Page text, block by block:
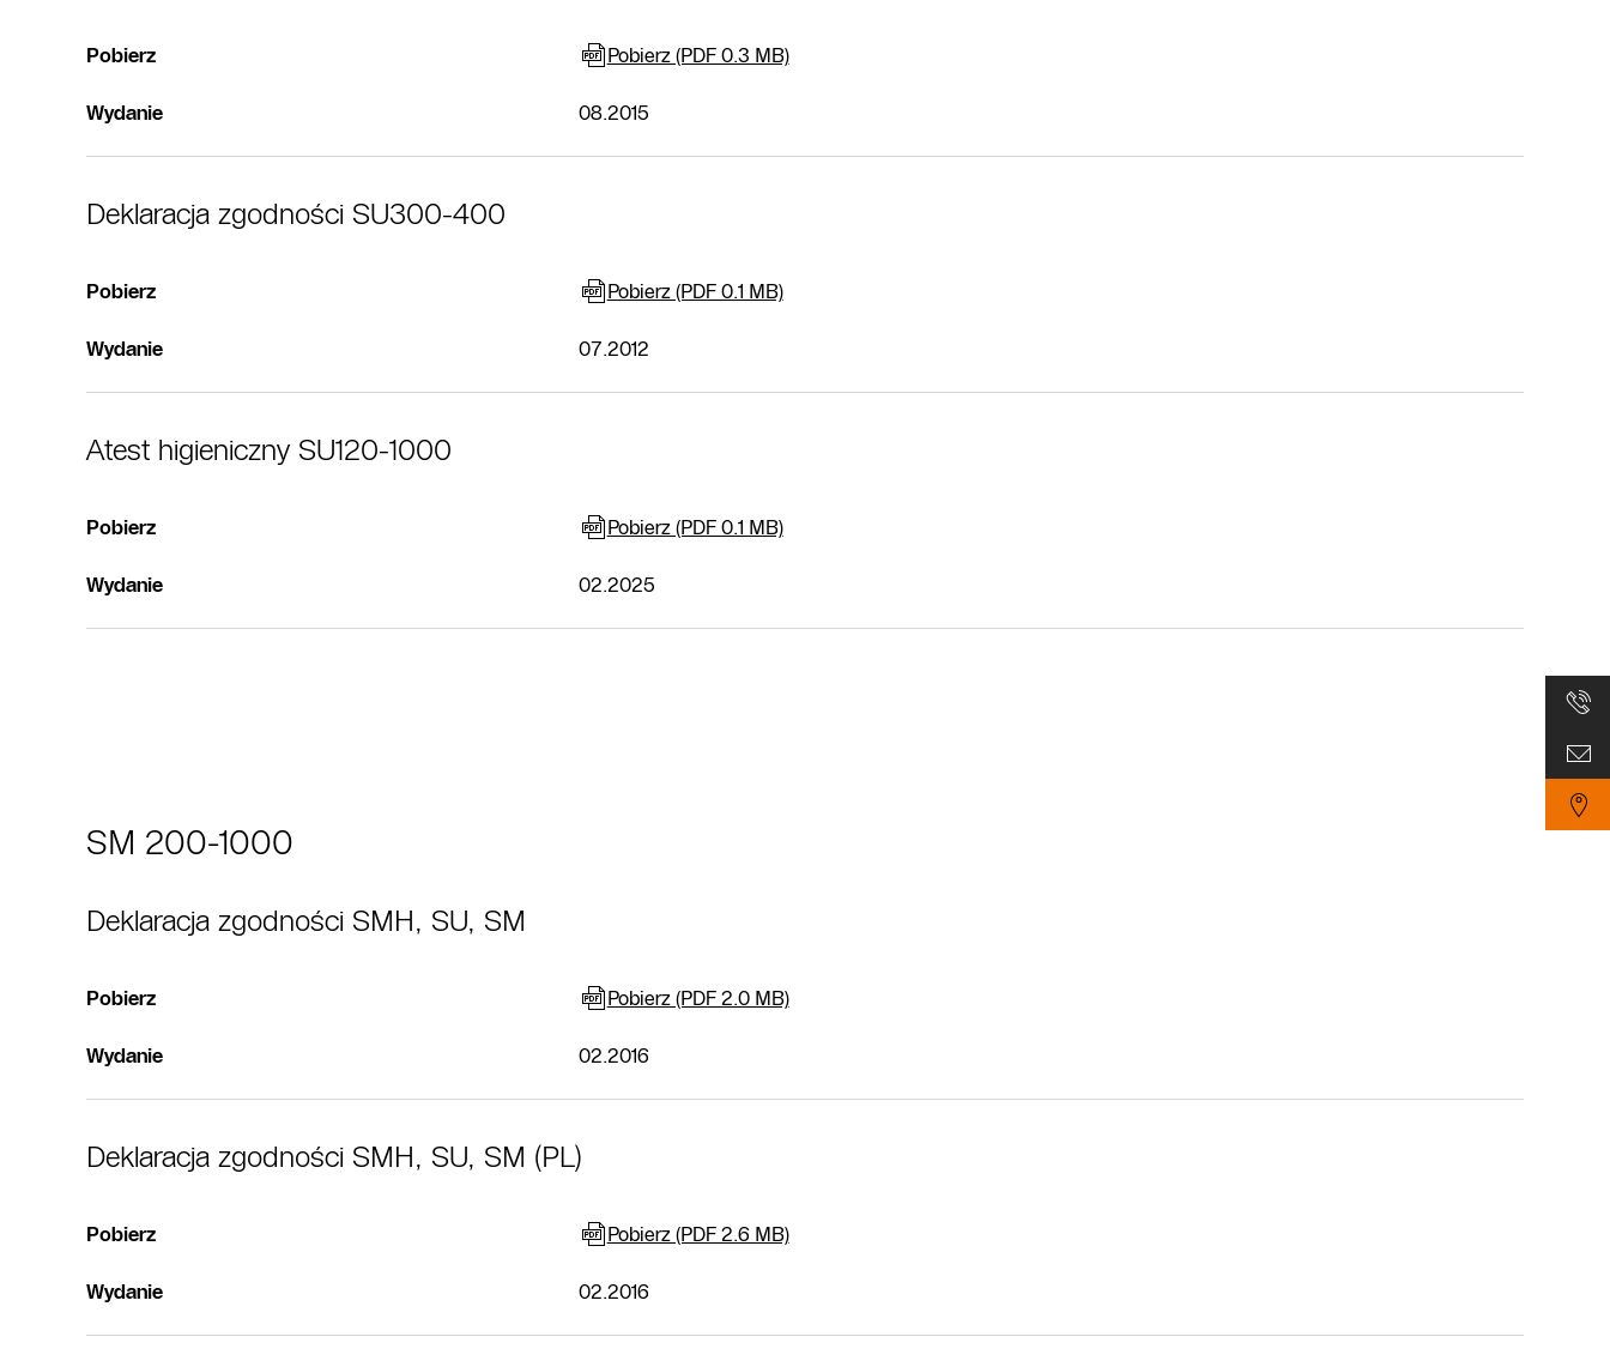
Pobierz Pobierz (PDF 0.3 MB)
Wydanie 08.2015
Deklaracja zgodności SU300-400
Pobierz Pobierz (PDF 0.1 MB)
Wydanie 07.2012
Atest higieniczny SU120-1000
Pobierz Pobierz (PDF 0.1 MB)
Wydanie 02.2025
SM 200-1000
Deklaracja zgodności SMH, SU, SM
Pobierz Pobierz (PDF 2.0 MB)
Wydanie 02.2016
Deklaracja zgodności SMH, SU, SM (PL)
Pobierz Pobierz (PDF 2.6 MB)
Wydanie 02.2016